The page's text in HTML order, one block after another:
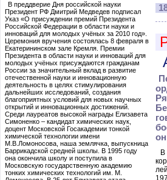
В преддверие Дня российской науки
Президент РФ Дмитрий Медведев подписал
Указ «О присуждении премий Президента
Российской Федерации в области науки и
инноваций для молодых учёных за 2010 год».
Церемония вручения состоялась 8 февраля в
Екатерининском зале Кремля. Премии
Президента в области науки и инноваций для
молодых учёных присуждаются гражданам
России за значительный вклад в развитие
отечественной науки и инновационную
деятельность в целях стимулирования
дальнейших исследований, создания
благоприятных условий для новых научных
открытий и инновационных достижений.
Среди лауреатов высокой награды Елизавета
Симоненко – кандидат химических наук,
доцент Московской Госакадемии тонкой
химической технологии имени
М.В.Ломоносова, наша землячка, выпускница
Баррикадской средней школы. В 1995 году
она окончила школу и поступила в
Московскую государственную академию
тонких химических технологий им. М.
В